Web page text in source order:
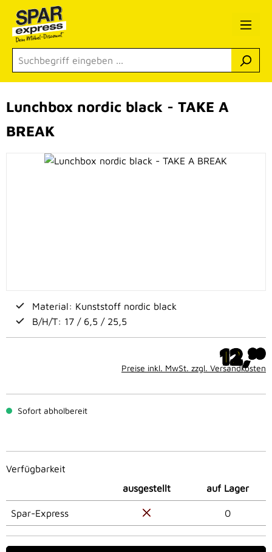
Zum Hauptinhalt springen
Bildergalerie überspringen
Lunchbox nordic black - TAKE A
BREAK
Material: Kunststoff nordic black
B/H/T: 17 / 6,5 / 25,5
12,99
Preise inkl. MwSt. zzgl. Versandkosten
Sofort abholbereit
Verfügbarkeit
ausgestellt
auf Lager
Spar-Express 0